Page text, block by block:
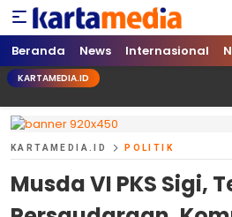
kartamedia.id
Jujur Mengabari
Beranda News Internasional
KARTAMEDIA.ID
KARTAMEDIA.ID POLITIK
Musda VI PKS Sigi,